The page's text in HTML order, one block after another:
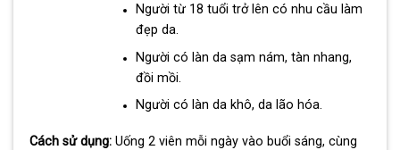
Người từ 18 tuổi trở lên có nhu cầu làm
đẹp da.
Người có làn da sạm nám, tàn nhang,
đồi mồi.
Người có làn da khô, da lão hóa.
Cách sử dụng: Uống 2 viên mỗi ngày vào buổi sáng, cùng